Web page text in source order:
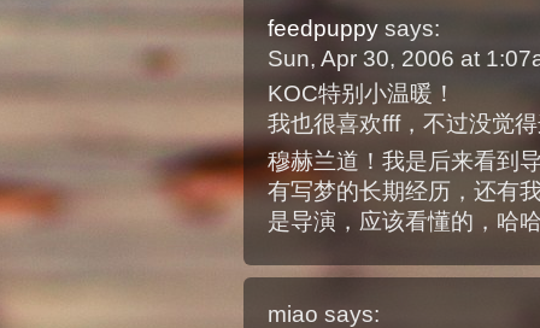
feedpuppy says:
Sun, Apr 30, 2006 at
KOC特别小温暖！
我也很喜欢fff，不过没觉
穆赫兰道！我是后来看到
有写梦的长期经历，还有
是导演，应该看懂的，哈
miao says: